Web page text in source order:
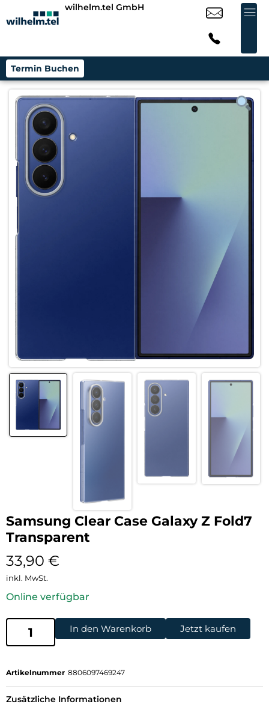
wilhelm.tel GmbH
Termin Buchen
Samsung Clear Case Galaxy Z Fold7
Transparent
33,90 €
inkl. MwSt.
Online verfügbar
In den Warenkorb Jetzt kaufen
Artikelnummer 8806097469247
Zusätzliche Informationen